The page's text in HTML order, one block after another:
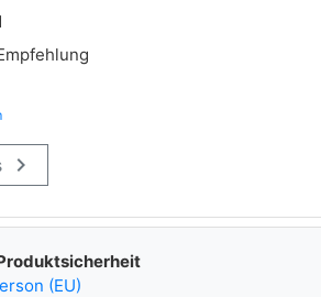
keyboard_arrow_right
(EU)